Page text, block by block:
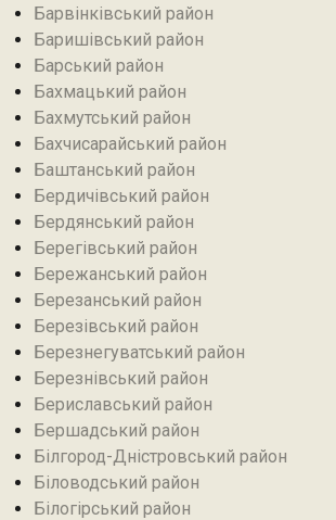
Барвінківський район
Баришівський район
Барський район
Бахмацький район
Бахмутський район
Бахчисарайський район
Баштанський район
Бердичівський район
Бердянський район
Берегівський район
Бережанський район‎
Березанський район‎
Березівський район
Березнегуватський район‎
Березнівський район‎
Бериславський район
Бершадський район
Білгород-Дністровський район
Біловодський район‎
Білогірський район